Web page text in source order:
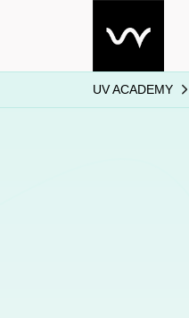
UV ACADEMY